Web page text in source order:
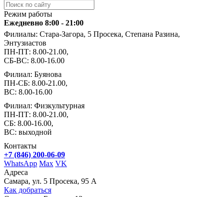
Режим работы
Ежедневно 8:00 - 21:00
Филиалы: Стара-Загора, 5 Просека, Степана Разина,
Энтузиастов
ПН-ПТ: 8.00-21.00,
СБ-ВС: 8.00-16.00
Филиал: Буянова
ПН-СБ: 8.00-21.00,
ВС: 8.00-16.00
Филиал: Физкультурная
ПН-ПТ: 8.00-21.00,
СБ: 8.00-16.00,
ВС: выходной
Контакты
+7 (846) 200-06-09
WhatsApp Max VK
Адреса
Самара, ул. 5 Просека, 95 А
Как добраться